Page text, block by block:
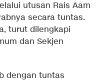
utusan Rais Aam
secara tuntas.
turut dilengkapi
dan Sekjen
dengan tuntas